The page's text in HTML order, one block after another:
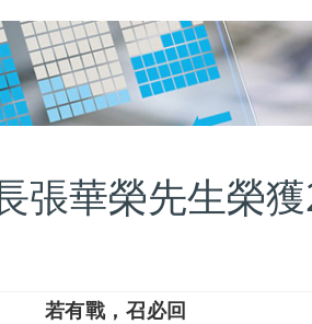
張華榮先生榮
若有戰，召必回